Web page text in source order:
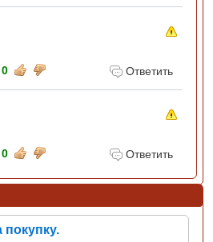
Ответить
0
Ответить
0